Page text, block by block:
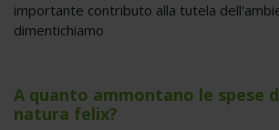
importante contributo alla tutela
dimentichiamo
A quanto ammontano le spese
natura felix?